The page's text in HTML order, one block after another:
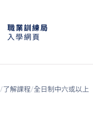
了解課程 全日制中六或以上